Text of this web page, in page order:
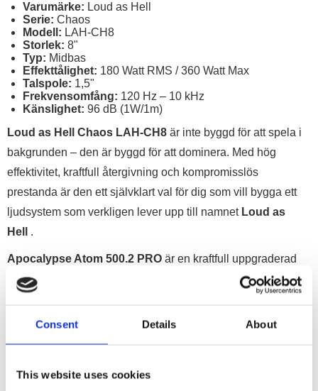
Consent Details About
This website uses cookies
Varumärke: Loud as Hell
Serie: Chaos
Modell: LAH-CH8
Storlek: 8"
Typ: Midbas
Effekttålighet: 180 Watt RMS / 360 Watt Max
Talspole: 1,5"
Frekvensomfång: 120 Hz – 10 kHz
Känslighet: 96 dB (1W/1m)
Loud as Hell Chaos LAH-CH8 är inte byggd för att spela i
bakgrunden – den är byggd för att dominera. Med hög
effektivitet, kraftfull återgivning och kompromisslös
prestanda är den ett självklart val för dig som vill bygga ett
ljudsystem som verkligen lever upp till namnet Loud as
Hell .
Apocalypse Atom 500.2 PRO är en kraftfull uppgraderad
version av Deaf Bonce's mycket populära mini-slutsteg från
Atom-serien, nu i sin förbättrade Atom PRO-utgåva. Det här
är ett 2-kanaligt Klass D-slutsteg som imponerar med sin
Detta slutsteg är utformat för ljudentusiaster som söker